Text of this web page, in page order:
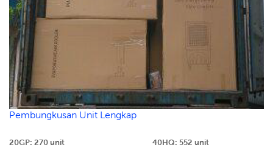
Pembungkusan Unit Lengkap
20GP: 270 unit 40HQ: 552 unit